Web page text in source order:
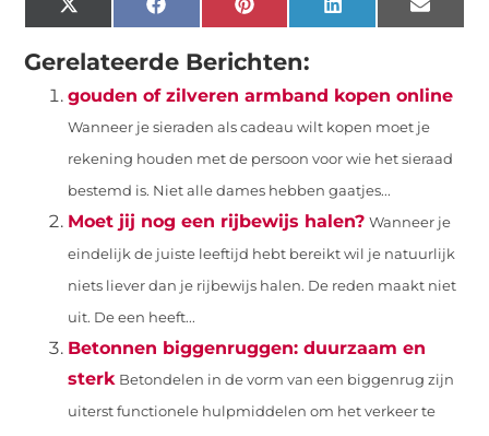
X
(Twitter)
FacebookPinterestLinkedInEmail
Gerelateerde Berichten:
gouden of zilveren armband kopen online
Wanneer je sieraden als cadeau wilt kopen moet je
rekening houden met de persoon voor wie het sieraad
bestemd is. Niet alle dames hebben gaatjes...
Moet jij nog een rijbewijs halen? Wanneer je
eindelijk de juiste leeftijd hebt bereikt wil je natuurlijk
niets liever dan je rijbewijs halen. De reden maakt niet
uit. De een heeft...
Betonnen biggenruggen: duurzaam en
sterk Betondelen in de vorm van een biggenrug zijn
uiterst functionele hulpmiddelen om het verkeer te